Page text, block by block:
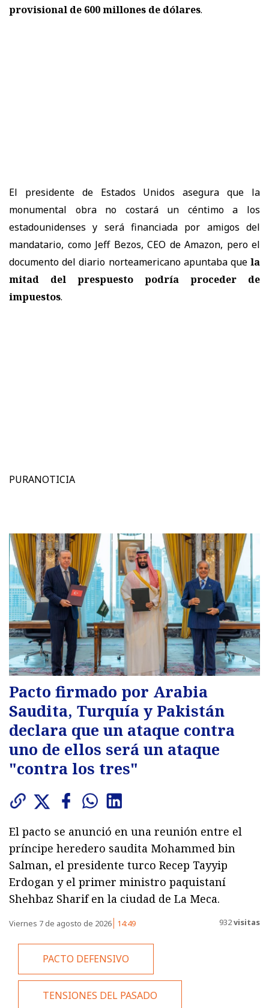
provisional de 600 millones de dólares.
El presidente de Estados Unidos asegura que la
monumental obra no costará un céntimo a los
estadounidenses y será financiada por amigos del
mandatario, como Jeff Bezos, CEO de Amazon, pero el
documento del diario norteamericano apuntaba que la
mitad del prespuesto podría proceder de
impuestos.
PURANOTICIA
Pacto firmado por Arabia
Saudita, Turquía y Pakistán
declara que un ataque contra
uno de ellos será un ataque
"contra los tres"
El pacto se anunció en una reunión entre el
príncipe heredero saudita Mohammed bin
Salman, el presidente turco Recep Tayyip
Erdogan y el primer ministro paquistaní
Shehbaz Sharif en la ciudad de La Meca.
Viernes 7 de agosto de 2026 14:49 932visitas
PACTO DEFENSIVO
TENSIONES DEL PASADO